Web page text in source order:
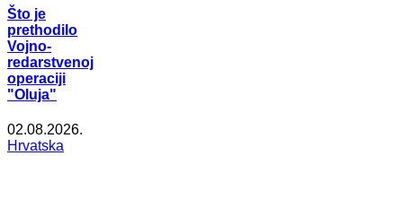
Što je
prethodilo
Vojno-
redarstvenoj
operaciji
"Oluja"
02.08.2026.
Hrvatska